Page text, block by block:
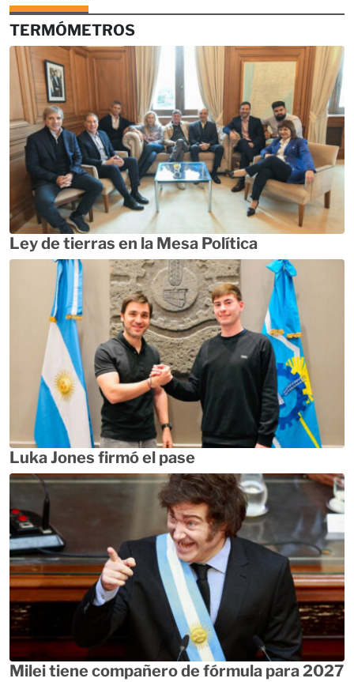
TERMÓMETROS
Ley de tierras en la Mesa Política
Luka Jones firmó el pase
Milei tiene compañero de fórmula para 2027